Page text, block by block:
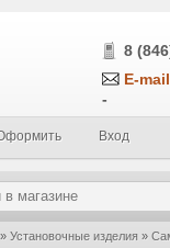
8
E-
-
Вход
» Установочные изделия »